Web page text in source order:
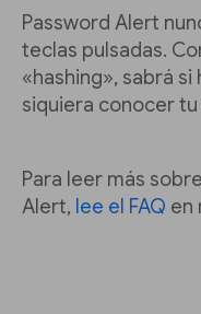
Password Alert
teclas pulsadas.
«hashing», sabrá
siquiera conocer
Para leer más
Alert, lee el FAQ en